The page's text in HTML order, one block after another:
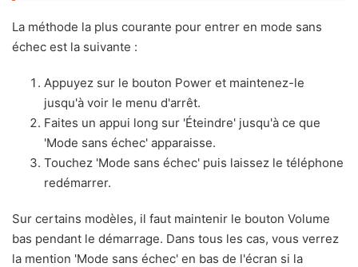
La méthode la plus courante pour entrer en mode sans
échec est la suivante :
Appuyez sur le bouton Power et maintenez-le
jusqu'à voir le menu d'arrêt.
Faites un appui long sur 'Éteindre' jusqu'à ce que
'Mode sans échec' apparaisse.
Touchez 'Mode sans échec' puis laissez le téléphone
redémarrer.
Sur certains modèles, il faut maintenir le bouton Volume
bas pendant le démarrage. Dans tous les cas, vous verrez
la mention 'Mode sans échec' en bas de l'écran si la